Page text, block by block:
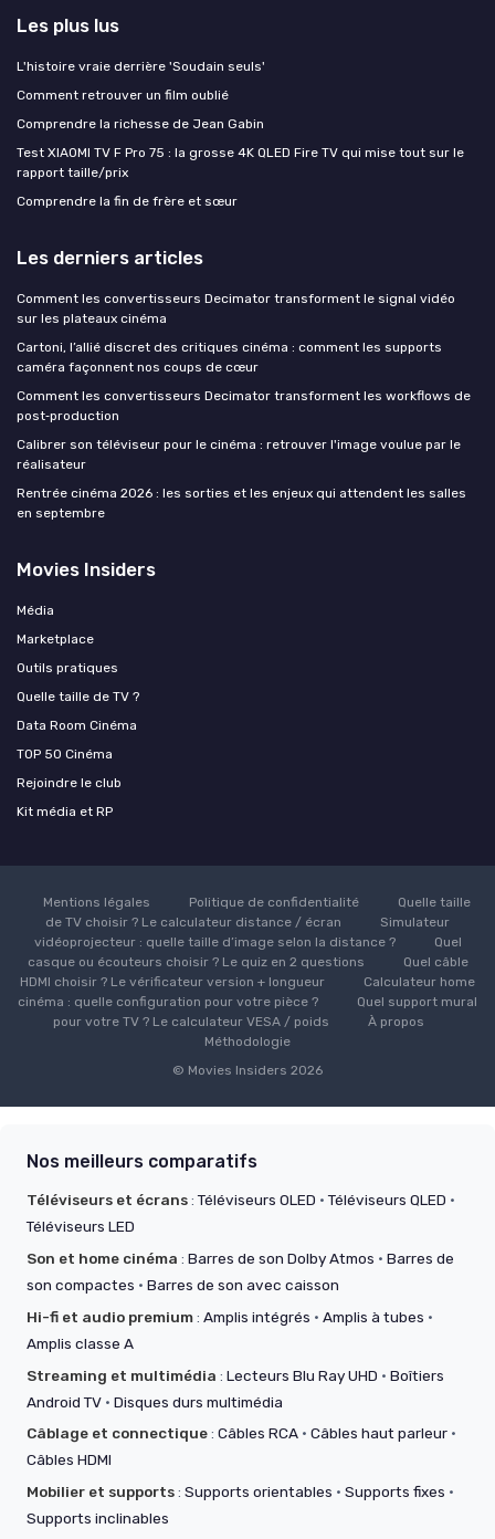
Les plus lus
L'histoire vraie derrière 'Soudain seuls'
Comment retrouver un film oublié
Comprendre la richesse de Jean Gabin
Test XIAOMI TV F Pro 75 : la grosse 4K QLED Fire TV qui mise tout sur le
rapport taille/prix
Comprendre la fin de frère et sœur
Les derniers articles
Comment les convertisseurs Decimator transforment le signal vidéo
sur les plateaux cinéma
Cartoni, l’allié discret des critiques cinéma : comment les supports
caméra façonnent nos coups de cœur
Comment les convertisseurs Decimator transforment les workflows de
post‑production
Calibrer son téléviseur pour le cinéma : retrouver l'image voulue par le
réalisateur
Rentrée cinéma 2026 : les sorties et les enjeux qui attendent les salles
en septembre
Movies Insiders
Média
Marketplace
Outils pratiques
Quelle taille de TV ?
Data Room Cinéma
TOP 50 Cinéma
Rejoindre le club
Kit média et RP
Mentions légales Politique de confidentialité
Quelle taille
de TV choisir ? Le calculateur distance / écran
Simulateur
vidéoprojecteur : quelle taille d’image selon la distance ?
Quel
casque ou écouteurs choisir ? Le quiz en 2 questions
Quel câble
HDMI choisir ? Le vérificateur version + longueur
Calculateur home
cinéma : quelle configuration pour votre pièce ?
Quel support mural
pour votre TV ? Le calculateur VESA / poids
À propos
Méthodologie
© Movies Insiders 2026
Nos meilleurs comparatifs
Téléviseurs et écrans:Téléviseurs OLED ·Téléviseurs QLED ·
Téléviseurs LED
Son et home cinéma : Barres de son Dolby Atmos · Barres de
son compactes · Barres de son avec caisson
Hi-fi et audio premium: Amplis intégrés · Amplis à tubes ·
Amplis classe A
Streaming et multimédia : Lecteurs Blu Ray UHD · Boîtiers
Android TV · Disques durs multimédia
Câblage et connectique: Câbles RCA · Câbles haut parleur ·
Câbles HDMI
Mobilier et supports: Supports orientables · Supports fixes ·
Supports inclinables